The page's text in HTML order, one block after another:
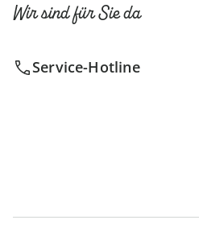
Wir sind für Sie da
Service-Hotline